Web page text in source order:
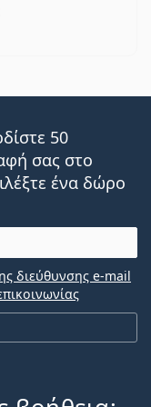
από 5
50
σας στο
ένα δώρο
διεύθυνσης e-mail